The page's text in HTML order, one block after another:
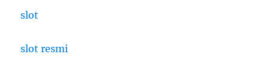
slot
slot resmi